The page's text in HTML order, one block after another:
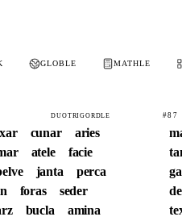
GLOBLE MATHLE
DUOTRIGORDLE
cunar
aries
atele
facie
janta
perca
foras
seder
bucla
amina
#87